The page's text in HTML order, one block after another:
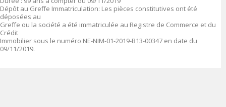
Dépôt au Greffe Immatriculation: Les pièces constitutives ont été
déposées au
Greffe ou la société a été immatriculée au Registre de Commerce et du
Crédit
Immobilier sous le numéro NE-NIM-01-2019-B13-00347 en date du
09/11/2019.